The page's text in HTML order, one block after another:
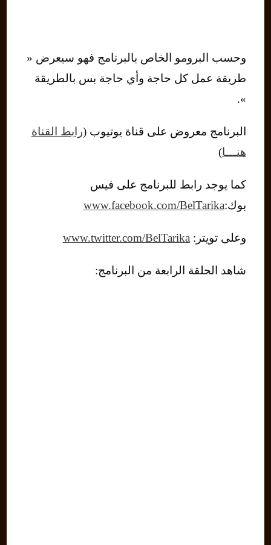
وحسب البرومو الخاص بالبرنامج فهو سيعرض «
طريقة عمل كل حاجة وأي حاجة بس بالطريقة
».
البرنامج معروض على قناة يوتيوب (رابط القناة
هنـــا)
كما يوجد رابط للبرنامج على فيس
بوك:www.facebook.com/BelTarika
وعلى تويتر: www.twitter.com/BelTarika
شاهد الحلقة الرابعة من البرنامج: